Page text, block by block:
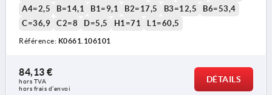
A4=2,5
B=14,1 B1=9,1 B2=17,5 B3=12,5
B6=53,4
C=36,9
C2=8 D=5,5 H1=71 L1=60,5
Référence: K0661.106101
84,13 €
hors TVA
hors frais d’envoi
DÉTAILS